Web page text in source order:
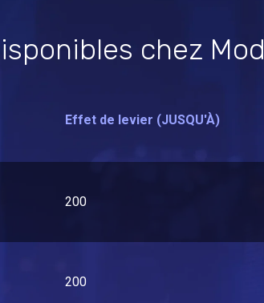
chez
Effet de levier (JUSQU'À)
200
200